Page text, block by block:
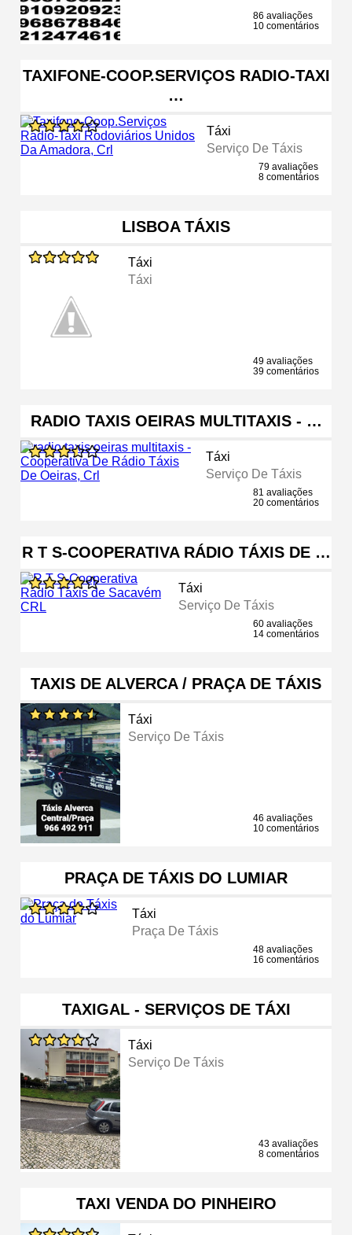
86 avaliações
10 comentários
TAXIFONE-COOP.SERVIÇOS RADIO-TAXI
…
Táxi
Serviço De Táxis
79 avaliações
8 comentários
LISBOA TÁXIS
Táxi
Táxi
49 avaliações
39 comentários
RADIO TAXIS OEIRAS MULTITAXIS - …
Táxi
Serviço De Táxis
81 avaliações
20 comentários
R T S-COOPERATIVA RÁDIO TÁXIS DE …
Táxi
Serviço De Táxis
60 avaliações
14 comentários
TAXIS DE ALVERCA / PRAÇA DE TÁXIS
Táxi
Serviço De Táxis
46 avaliações
10 comentários
PRAÇA DE TÁXIS DO LUMIAR
Táxi
Praça De Táxis
48 avaliações
16 comentários
TAXIGAL - SERVIÇOS DE TÁXI
Táxi
Serviço De Táxis
43 avaliações
8 comentários
TAXI VENDA DO PINHEIRO